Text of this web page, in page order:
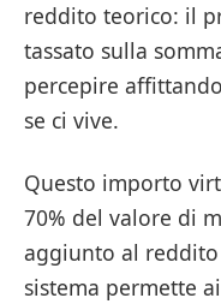
reddito teorico: il
tassato sulla
percepire
se ci vive.
Questo importo
70% del valore di
aggiunto al
sistema permette